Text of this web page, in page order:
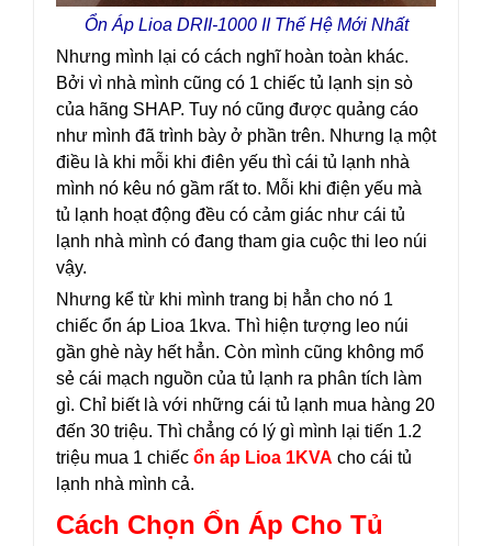
Ổn Áp Lioa DRII-1000 II Thế Hệ Mới Nhất
Nhưng mình lại có cách nghĩ hoàn toàn khác.
Bởi vì nhà mình cũng có 1 chiếc tủ lạnh sịn sò
của hãng SHAP. Tuy nó cũng được quảng cáo
như mình đã trình bày ở phần trên. Nhưng lạ một
điều là khi mỗi khi điên yếu thì cái tủ lạnh nhà
mình nó kêu nó gầm rất to. Mỗi khi điện yếu mà
tủ lạnh hoạt động đều có cảm giác như cái tủ
lạnh nhà mình có đang tham gia cuộc thi leo núi
vậy.
Nhưng kể từ khi mình trang bị hẳn cho nó 1
chiếc ổn áp Lioa 1kva. Thì hiện tượng leo núi
gần ghè này hết hẳn. Còn mình cũng không mổ
sẻ cái mạch nguồn của tủ lạnh ra phân tích làm
gì. Chỉ biết là với những cái tủ lạnh mua hàng 20
đến 30 triệu. Thì chẳng có lý gì mình lại tiến 1.2
triệu mua 1 chiếc ổn áp Lioa 1KVA cho cái tủ
lạnh nhà mình cả.
Cách Chọn Ổn Áp Cho Tủ